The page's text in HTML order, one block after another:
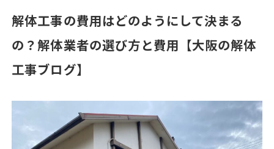
解体工事の費用はどのようにして決まる
の？解体業者の選び方と費用【大阪の解体
工事ブログ】